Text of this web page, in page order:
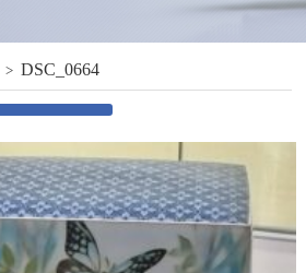
DSC_0664